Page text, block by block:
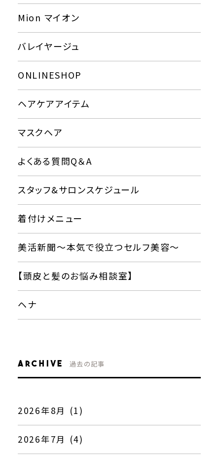
Mion マイオン
バレイヤージュ
ONLINESHOP
ヘアケアアイテム
マスクヘア
よくある質問Q＆A
スタッフ&サロンスケジュール
着付けメニュー
美活新聞〜本気で役立つセルフ美容〜
【頭皮と髪のお悩み相談室】
ヘナ
ARCHIVE 過去の記事
2026年8月 (1)
2026年7月 (4)